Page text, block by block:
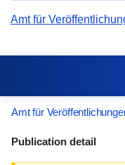
Amt für
Amt für
Publication detail